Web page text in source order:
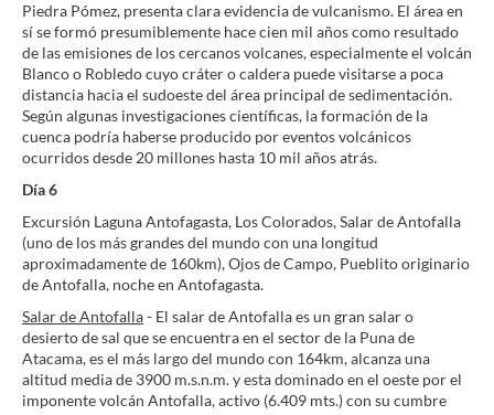
Piedra Pómez, presenta clara evidencia de vulcanismo. El área en
sí se formó presumiblemente hace cien mil años como resultado
de las emisiones de los cercanos volcanes, especialmente el volcán
Blanco o Robledo cuyo cráter o caldera puede visitarse a poca
distancia hacia el sudoeste del área principal de sedimentación.
Según algunas investigaciones científicas, la formación de la
cuenca podría haberse producido por eventos volcánicos
ocurridos desde 20 millones hasta 10 mil años atrás.
Día 6
Excursión Laguna Antofagasta, Los Colorados, Salar de Antofalla
(uno de los más grandes del mundo con una longitud
aproximadamente de 160km), Ojos de Campo, Pueblito originario
de Antofalla, noche en Antofagasta.
Salar de Antofalla- El salar de Antofalla es un gran salar o
desierto de sal que se encuentra en el sector de la Puna de
Atacama, es el más largo del mundo con 164km, alcanza una
altitud media de 3900 m.s.n.m. y esta dominado en el oeste por el
imponente volcán Antofalla, activo (6.409 mts.) con su cumbre